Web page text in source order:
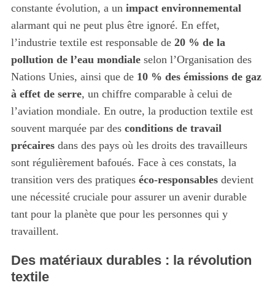
constante évolution, a un impact environnemental
alarmant qui ne peut plus être ignoré. En effet,
l’industrie textile est responsable de 20 % de la
pollution de l’eau mondialeselon l’Organisation des
Nations Unies, ainsi que de 10 % des émissions de gaz
à effet de serre, un chiffre comparable à celui de
l’aviation mondiale. En outre, la production textile est
souvent marquée par des conditions de travail
précairesdans des pays où les droits des travailleurs
sont régulièrement bafoués. Face à ces constats, la
transition vers des pratiques éco-responsablesdevient
une nécessité cruciale pour assurer un avenir durable
tant pour la planète que pour les personnes qui y
travaillent.
Des matériaux durables : la révolution
textile